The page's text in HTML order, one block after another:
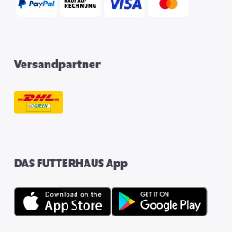
Versandpartner
DAS FUTTERHAUS App